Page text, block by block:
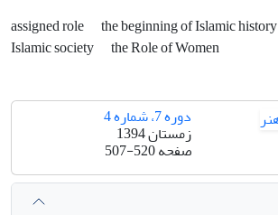
assigned role the beginning of Islamic history
Islamic society
the Role of Women
دوره 7، شماره 4
زمستان 1394
صفحه507-520